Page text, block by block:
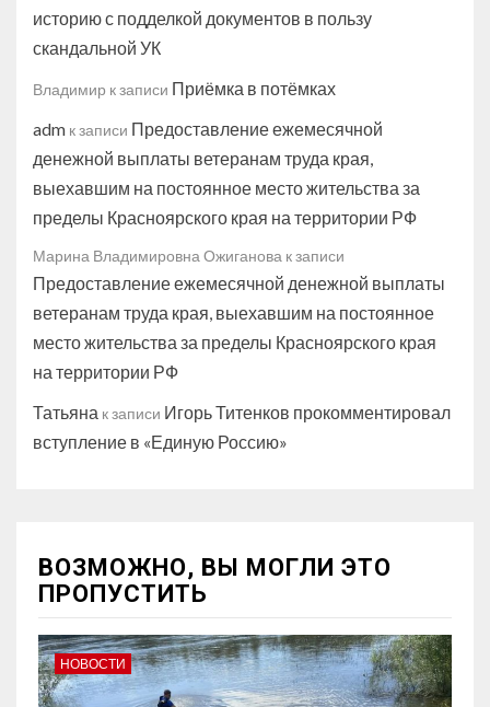
историю с подделкой документов в пользу
скандальной УК
Владимир к записи Приёмка в потёмках
adm к записи Предоставление ежемесячной
денежной выплаты ветеранам труда края,
выехавшим на постоянное место жительства за
пределы Красноярского края на территории РФ
Марина Владимировна Ожиганова к записи
Предоставление ежемесячной денежной выплаты
ветеранам труда края, выехавшим на постоянное
место жительства за пределы Красноярского края
на территории РФ
Татьяна к записи Игорь Титенков прокомментировал
вступление в «Единую Россию»
ВОЗМОЖНО, ВЫ МОГЛИ ЭТО
ПРОПУСТИТЬ
НОВОСТИ